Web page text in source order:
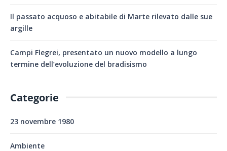
Il passato acquoso e abitabile di Marte rilevato dalle sue
argille
Campi Flegrei, presentato un nuovo modello a lungo
termine dell’evoluzione del bradisismo
Categorie
23 novembre 1980
Ambiente